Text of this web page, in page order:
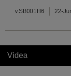
v.SB001H6 22-
Videa